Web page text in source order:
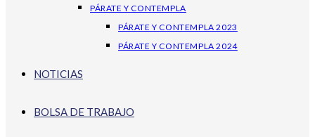
PÁRATE Y CONTEMPLA
PÁRATE Y CONTEMPLA 2023
PÁRATE Y CONTEMPLA 2024
NOTICIAS
BOLSA DE TRABAJO